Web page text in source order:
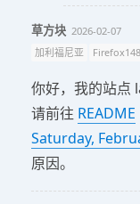
草方块 2026-02-07
加利福尼亚
你好，我的站点
请前往 README
Saturday,
原因。